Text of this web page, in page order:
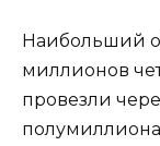
Наибольший
миллионов
провезли